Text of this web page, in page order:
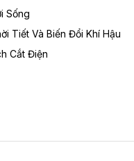
thuê gần 59 ha
nghệ cao Long
làm cao tốc
Sống
Tiết Và Biến Đổi Khí Hậu
Cắt Điện